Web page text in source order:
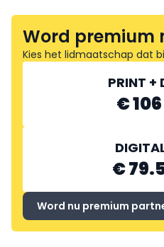
Word premium
Kies het lidmaatschap dat
PRINT +
€ 106
€
Word nu premium